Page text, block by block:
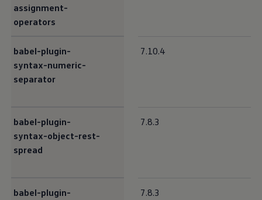
assignment-
operators
babel-plugin-
syntax-numeric-
separator
7.10.4
babel-plugin-
syntax-object-rest-
spread
7.8.3
babel-plugin-
7.8.3